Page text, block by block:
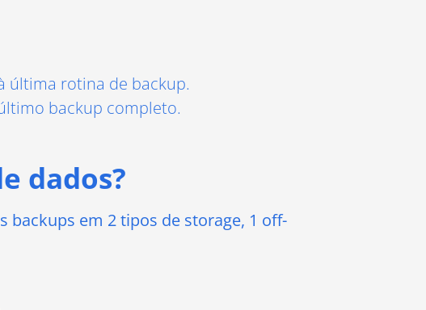
última rotina de backup.
backup completo.
dados?
backups em 2 tipos de storage, 1 off-